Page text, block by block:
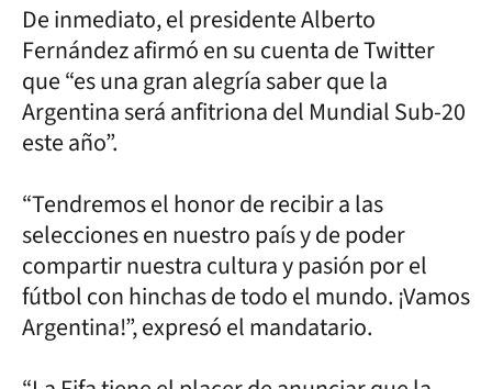
De inmediato, el presidente Alberto
Fernández afirmó en su cuenta de Twitter
que “es una gran alegría saber que la
Argentina será anfitriona del Mundial Sub-20
este año”.
“Tendremos el honor de recibir a las
selecciones en nuestro país y de poder
compartir nuestra cultura y pasión por el
fútbol con hinchas de todo el mundo. ¡Vamos
Argentina!”, expresó el mandatario.